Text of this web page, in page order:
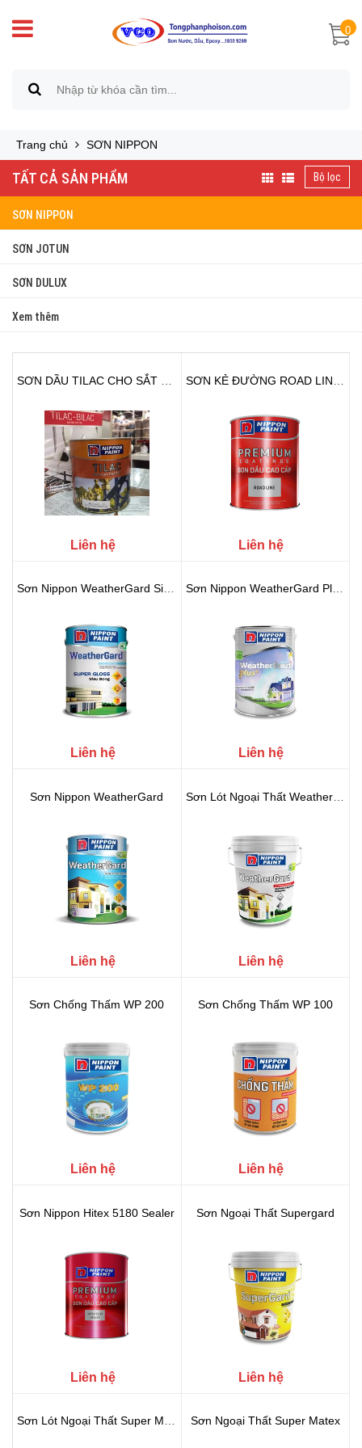
0
Trang chủ SƠN NIPPON
TẤT CẢ SẢN PHẨM Bộ lọc
SƠN NIPPON
SƠN JOTUN
SƠN DULUX
Xem thêm
Liên hệ Liên hệ
Sơn Nippon WeatherGard Siêu Bóng
Liên hệ
Sơn Nippon WeatherGard Plus+
Liên hệ
Sơn Nippon WeatherGard
Liên hệ
Sơn Lót Ngoại Thất WeatherGard S...
Liên hệ
Sơn Chống Thấm WP 200
Liên hệ
Sơn Chống Thấm WP 100
Liên hệ
Sơn Nippon Hitex 5180 Sealer
Liên hệ
Sơn Ngoại Thất Supergard
Liên hệ
Sơn Lót Ngoại Thất Super Matex S... Sơn Ngoại Thất Super Matex